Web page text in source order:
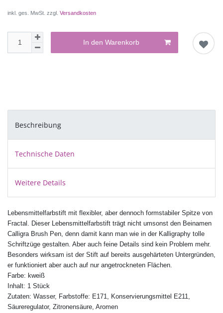
inkl. ges. MwSt. zzgl. Versandkosten
In den Warenkorb
Beschreibung
Technische Daten
Weitere Details
Lebensmittelfarbstift mit flexibler, aber dennoch formstabiler Spitze von
Fractal. Dieser Lebensmittelfarbstift trägt nicht umsonst den Beinamen
Calligra Brush Pen, denn damit kann man wie in der Kalligraphy tolle
Schriftzüge gestalten. Aber auch feine Details sind kein Problem mehr.
Besonders wirksam ist der Stift auf bereits ausgehärteten Untergründen,
er funktioniert aber auch auf nur angetrockneten Flächen.
Farbe: kweiß
Inhalt: 1 Stück
Zutaten: Wasser, Farbstoffe: E171, Konservierungsmittel E211,
Säureregulator, Zitronensäure, Aromen